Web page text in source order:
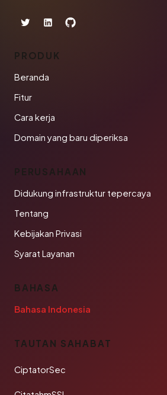
PRODUK
Beranda
Fitur
Cara kerja
Domain yang baru diperiksa
PERUSAHAAN
Didukung infrastruktur tepercaya
Tentang
Kebijakan Privasi
Syarat Layanan
BAHASA
Bahasa Indonesia
TAUTAN SAHABAT
CiptatorSec